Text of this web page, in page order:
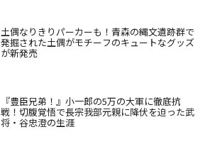
土偶なりきりパーカーも！青森の縄文遺跡群で
発掘された土偶がモチーフのキュートなグッズ
が新発売
『豊臣兄弟！』小一郎の5万の大軍に徹底抗
戦！切腹覚悟で長宗我部元親に降伏を迫った武
将・谷忠澄の生涯